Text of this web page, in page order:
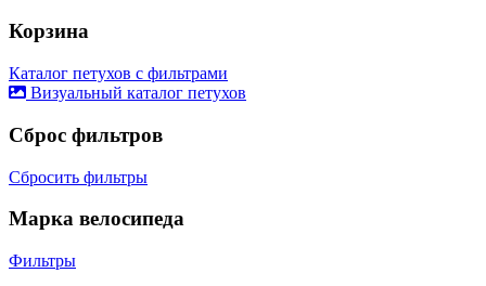
Корзина
Каталог петухов с фильтрами
Визуальный каталог петухов
Сброс фильтров
Сбросить фильтры
Марка велосипеда
Фильтры